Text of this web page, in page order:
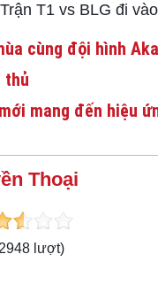
T1 vs BLG đi
cùng đội hình
thủ
mang đến hiệu
Thoại
2948 lượt)